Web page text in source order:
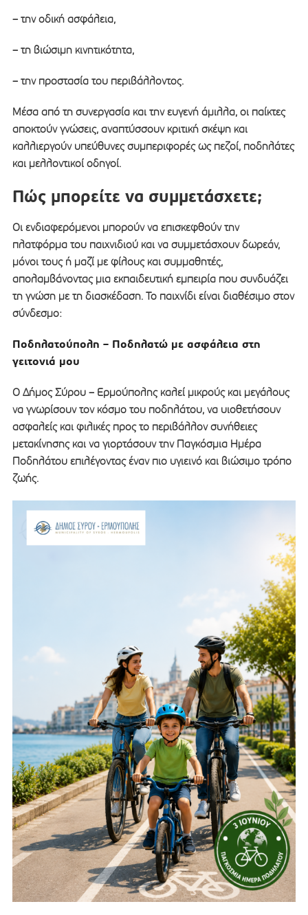
– την οδική ασφάλεια,
– τη βιώσιμη κινητικότητα,
– την προστασία του περιβάλλοντος.
Μέσα από τη συνεργασία και την ευγενή άμιλλα, οι παίκτες
αποκτούν γνώσεις, αναπτύσσουν κριτική σκέψη και
καλλιεργούν υπεύθυνες συμπεριφορές ως πεζοί, ποδηλάτες
και μελλοντικοί οδηγοί.
Πώς μπορείτε να συμμετάσχετε;
Οι ενδιαφερόμενοι μπορούν να επισκεφθούν την
πλατφόρμα του παιχνιδιού και να συμμετάσχουν δωρεάν,
μόνοι τους ή μαζί με φίλους και συμμαθητές,
απολαμβάνοντας μια εκπαιδευτική εμπειρία που συνδυάζει
τη γνώση με τη διασκέδαση. Το παιχνίδι είναι διαθέσιμο στον
σύνδεσμο:
Ποδηλατούπολη – Ποδηλατώ με ασφάλεια στη
γειτονιά μου
Ο Δήμος Σύρου – Ερμούπολης καλεί μικρούς και μεγάλους
να γνωρίσουν τον κόσμο του ποδηλάτου, να υιοθετήσουν
ασφαλείς και φιλικές προς το περιβάλλον συνήθειες
μετακίνησης και να γιορτάσουν την Παγκόσμια Ημέρα
Ποδηλάτου επιλέγοντας έναν πιο υγιεινό και βιώσιμο τρόπο
ζωής.